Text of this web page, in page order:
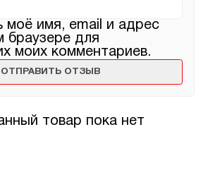
товар пока нет
моё имя, email и адрес
браузере для
моих комментариев.